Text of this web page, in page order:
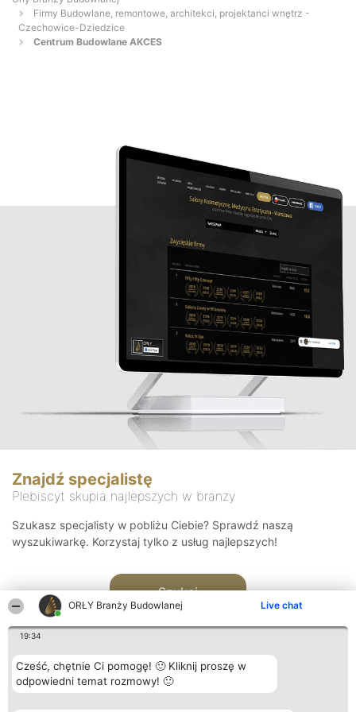
ORŁY Branży Budowlanej Live chat
19:34
Cześć, chętnie Ci pomogę! 🙂 Kliknij proszę w
odpowiedni temat rozmowy! 🙂
Firmy Budowlane, remontowe, architekci, projektanci wnętrz -
Czechowice-Dziedzice
Centrum Budowlane AKCES
Znajdź specjalistę
Plebiscyt skupia najlepszych w branży
Szukasz specjalisty w pobliżu Ciebie? Sprawdź naszą
wyszukiwarkę. Korzystaj tylko z usług najlepszych!
Szukaj
Organizator plebiscytu Plebiscyt Kontakt